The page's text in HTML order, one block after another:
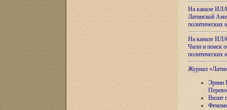
На канале
Латинской
На канале
Чили и поиск
Журнал
Эрнан
Визит